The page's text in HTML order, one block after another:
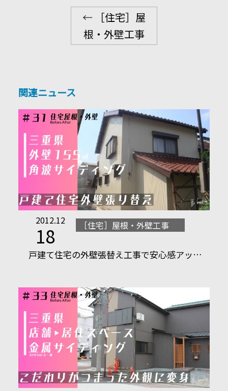
←
［住宅］屋
根・外壁工事
関連ニュース
2012.12
18 ［住宅］屋根・外壁工事
戸建て住宅の外壁張替え工事で安心感アッ…